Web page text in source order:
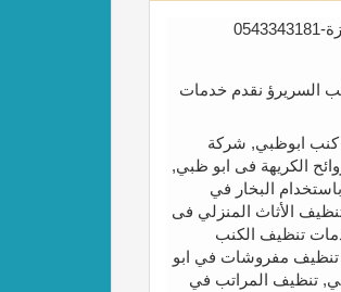
السريرؤ نقدم خدمات
ابوظبي, شركة
الكريهة فى ابو ظبي,
البخار في
الأثاث المنزلي فى
تنظيف الكنب
تنظيف مفروشات في ابو
تنظيف المراتب في